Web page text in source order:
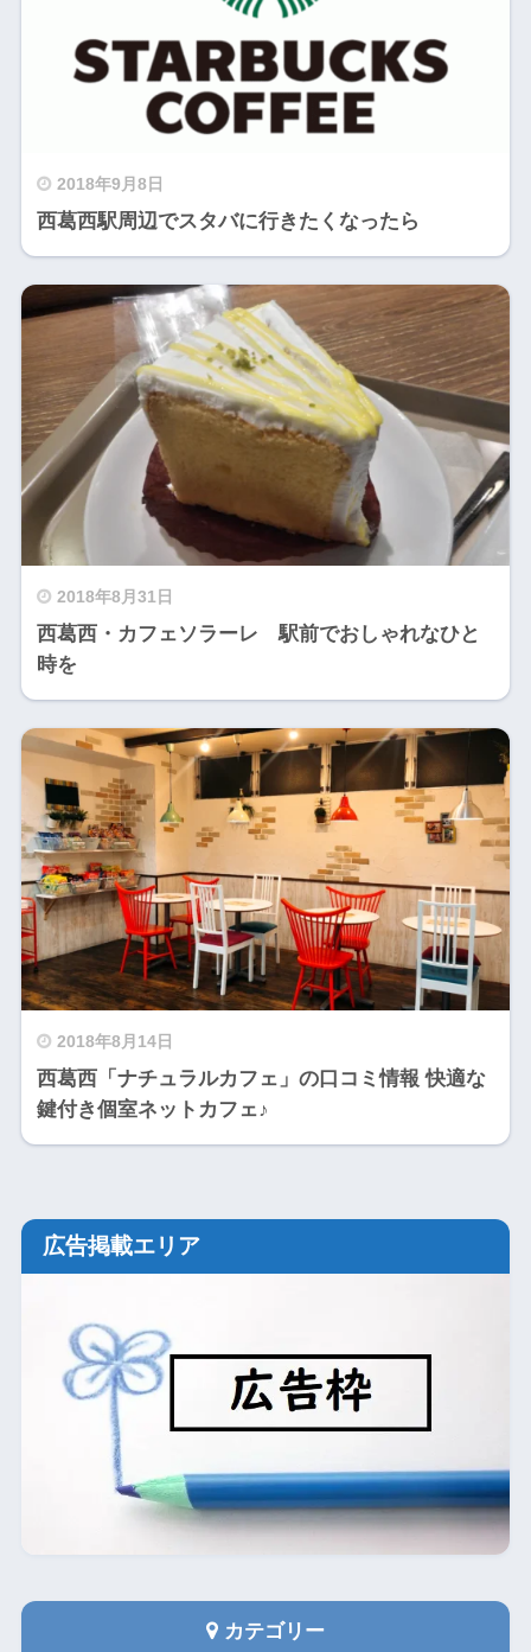
2018年9月8日
西葛西駅周辺でスタバに行きたくなったら
2018年8月31日
西葛西・カフェソラーレ 駅前でおしゃれなひと
時を
2018年8月14日
西葛西「ナチュラルカフェ」の口コミ情報 快適な
鍵付き個室ネットカフェ♪
広告掲載エリア
カテゴリー